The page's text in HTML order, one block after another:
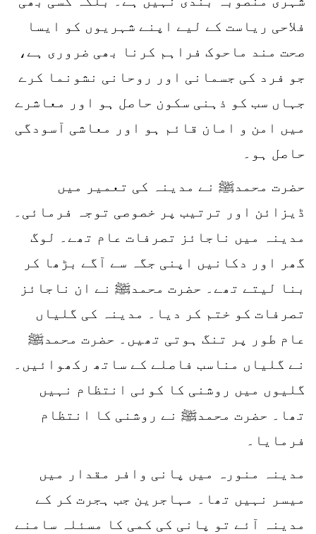
فلاحی ریاست کے لیے اپنے شہریوں کو ایسا
صحت مند ماحوک فراہم کرنا بھی ضروری ہے،
جو فرد کی جسمانی اور روحانی نشونما کرے
جہاں سب کو ذہنی سکون حاصل ہو اور معاشرے
میں امن و امان قائم ہو اور معاشی آسودگی
حاصل ہو۔
حضرت محمدﷺ نے مدینہ کی تعمیر میں
ڈیزائن اور ترتیب پر خصوصی توجہ فرمائی۔
مدینہ میں ناجائز تصرفات عام تھے۔ لوگ
گھر اور دکانیں اپنی جگہ سے آگے بڑھا کر
بنا لیتے تھے۔ حضرت محمدﷺ نے ان ناجائز
تصرفات کو ختم کر دیا۔ مدینہ کی گلیاں
عام طور پر تنگ ہوتی تھیں۔ حضرت محمدﷺ
نے گلیاں مناسب فاصلے کے ساتھ رکھوائیں۔
گلیوں میں روشنی کا کوئی انتظام نہیں
تھا۔ حضرت محمدﷺ نے روشنی کا انتظام
فرمایا۔
مدینہ منورہ میں پانی وافر مقدار میں
میسر نہیں تھا۔ مہاجرین جب ہجرت کر کے
مدینہ آئے تو پانی کی کمی کا مسئلہ سامنے